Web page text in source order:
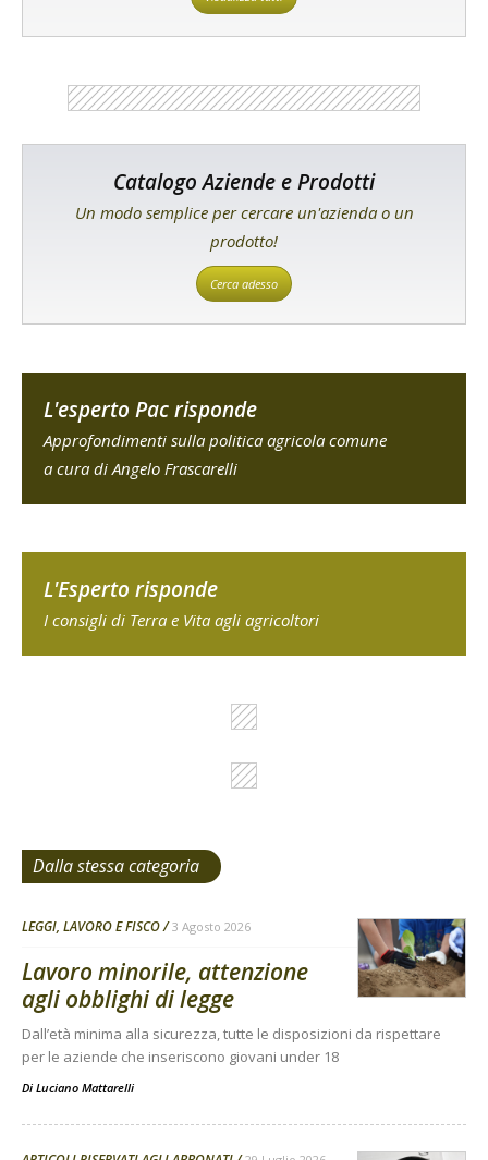
Catalogo Aziende e Prodotti
Un modo semplice per cercare un'azienda o un
prodotto!
Cerca adesso
L'esperto Pac risponde
Approfondimenti sulla politica agricola comune
a cura di Angelo Frascarelli
L'Esperto risponde
I consigli di Terra e Vita agli agricoltori
Dalla stessa categoria
LEGGI, LAVORO E FISCO 3 Agosto 2026
Lavoro minorile, attenzione
agli obblighi di legge
Dall’età minima alla sicurezza, tutte le disposizioni da rispettare
per le aziende che inseriscono giovani under 18
Di Luciano Mattarelli